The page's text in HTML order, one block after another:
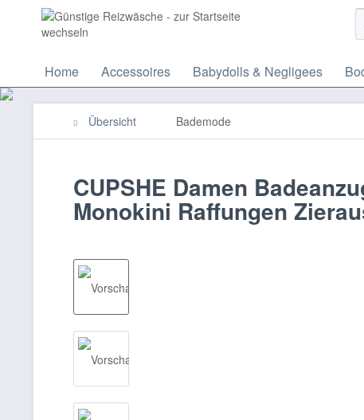
Home Accessoires Babydolls & Negligees
Übersicht Bademode
CUPSHE Damen
Monokini Raffungen